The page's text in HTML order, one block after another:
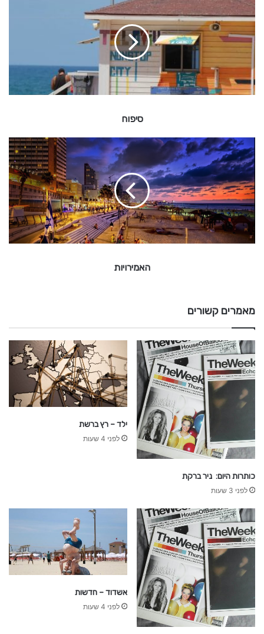
י
פ
ו
ח
סיפוח
א
מ
י
ר
ו
י
ו
ת
האמירויות
מאמרים קשורים
כותרות היום: ניר ברקת
לפני 3 שעות
ילד – רץ ברשת
לפני 4 שעות
אשדוד – חדשות
לפני 4 שעות